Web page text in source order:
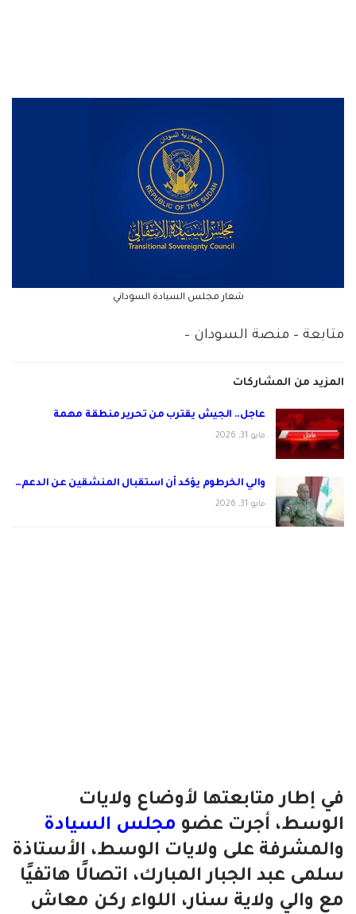
شعار مجلس السيادة السوداني
متابعة – منصة السودان –
المزيد من المشاركات
عاجل.. الجيش يقترب من تحرير منطقة مهمة
مايو 31, 2026
والي الخرطوم يؤكد أن استقبال المنشقين عن الدعم…
مايو 31, 2026
في إطار متابعتها لأوضاع ولايات
الوسط، أجرت عضو مجلس السيادة
والمشرفة على ولايات الوسط، الأستاذة
سلمى عبد الجبار المبارك، اتصالًا هاتفيًا
مع والي ولاية سنار، اللواء ركن معاش